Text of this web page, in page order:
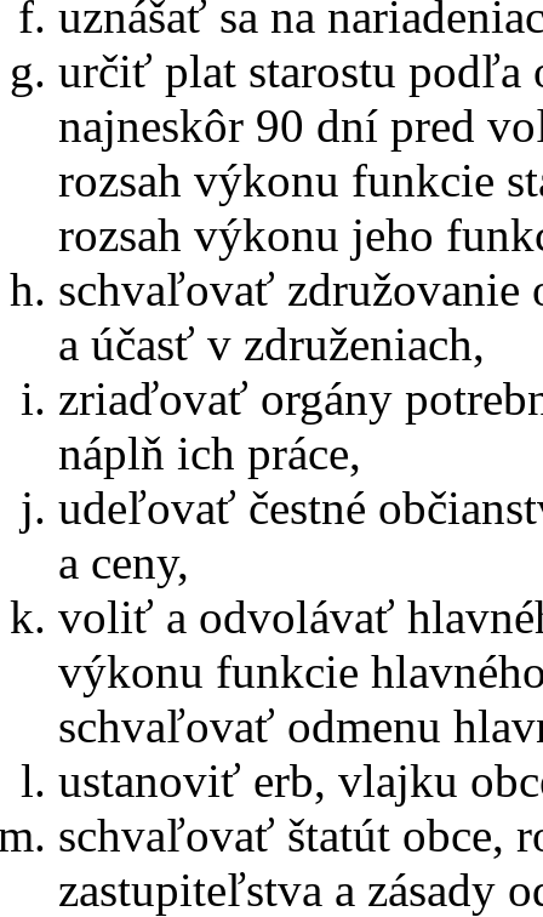
uznášať sa na
určiť plat starostu podľa
najneskôr 90 dní pred
rozsah výkonu funkcie
rozsah výkonu jeho
schvaľovať združovanie
a účasť v združeniach,
zriaďovať orgány
náplň ich práce,
udeľovať čestné
a ceny,
voliť a odvolávať
výkonu funkcie
schvaľovať odmenu
ustanoviť erb, vlajku
schvaľovať štatút obce,
zastupiteľstva a zásady